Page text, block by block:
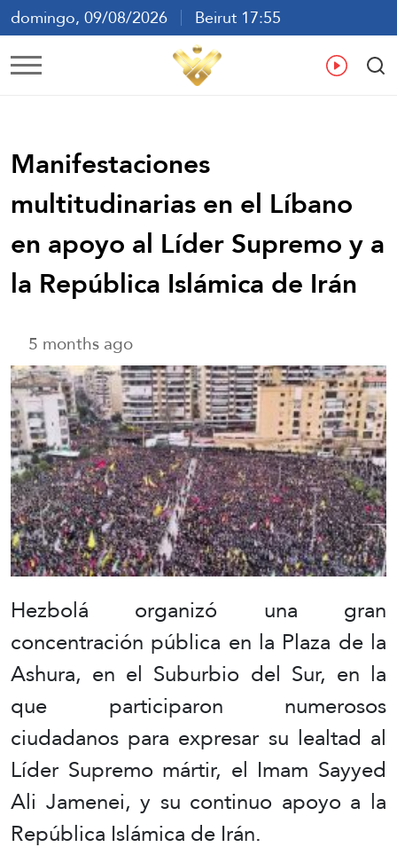
domingo, 09/08/2026
Beirut 17:55
ع En
Manifestaciones
multitudinarias en el Líbano
en apoyo al Líder Supremo y a
la República Islámica de Irán
5 months ago
Hezbolá organizó una gran
concentración pública en la Plaza de la
Ashura, en el Suburbio del Sur, en la
que participaron numerosos
ciudadanos para expresar su lealtad al
Líder Supremo mártir, el Imam Sayyed
Ali Jamenei, y su continuo apoyo a la
República Islámica de Irán.